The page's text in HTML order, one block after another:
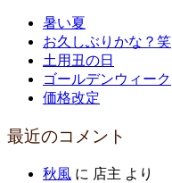
暑い夏
お久しぶりかな？笑
土用丑の日
ゴールデンウィーク
価格改定
最近のコメント
秋風 に 店主 より